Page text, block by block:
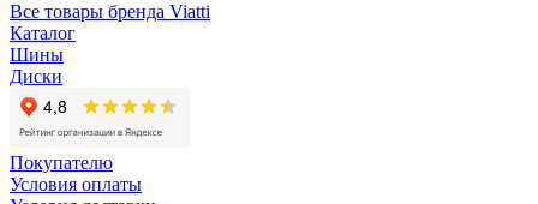
Все товары бренда Viatti
Каталог
Шины
Диски
Покупателю
Условия оплаты